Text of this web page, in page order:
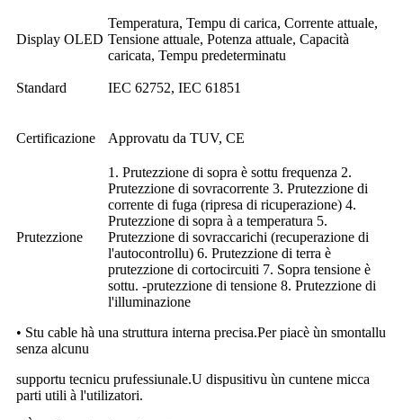
Display OLED
Temperatura, Tempu di carica, Corrente attuale,
Tensione attuale, Potenza attuale, Capacità
caricata, Tempu predeterminatu
Standard IEC 62752, IEC 61851
Certificazione Approvatu da TUV, CE
Prutezzione
1. Prutezzione di sopra è sottu frequenza 2.
Prutezzione di sovracorrente 3. Prutezzione di
corrente di fuga (ripresa di ricuperazione) 4.
Prutezzione di sopra à a temperatura 5.
Prutezzione di sovraccarichi (recuperazione di
l'autocontrollu) 6. Prutezzione di terra è
prutezzione di cortocircuiti 7. Sopra tensione è
sottu. -prutezzione di tensione 8. Prutezzione di
l'illuminazione
• Stu cable hà una struttura interna precisa.Per piacè ùn smontallu
senza alcunu
supportu tecnicu prufessiunale.U dispusitivu ùn cuntene micca
parti utili à l'utilizatori.